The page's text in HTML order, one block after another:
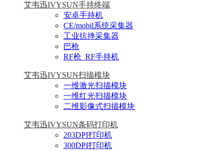
艾韦迅IVYSUN手持终端
安卓手持机
CE/mobil系统采集器
工业抗摔采集器
巴枪
RF枪_RF手持机
艾韦迅IVYSUN扫描模块
一维激光扫描模块
一维红光扫描模块
二维影像式扫描模块
艾韦迅IVYSUN条码打印机
203DPI打印机
300DPI打印机